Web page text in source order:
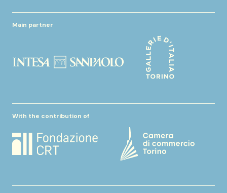
Main partner
With the contribution of